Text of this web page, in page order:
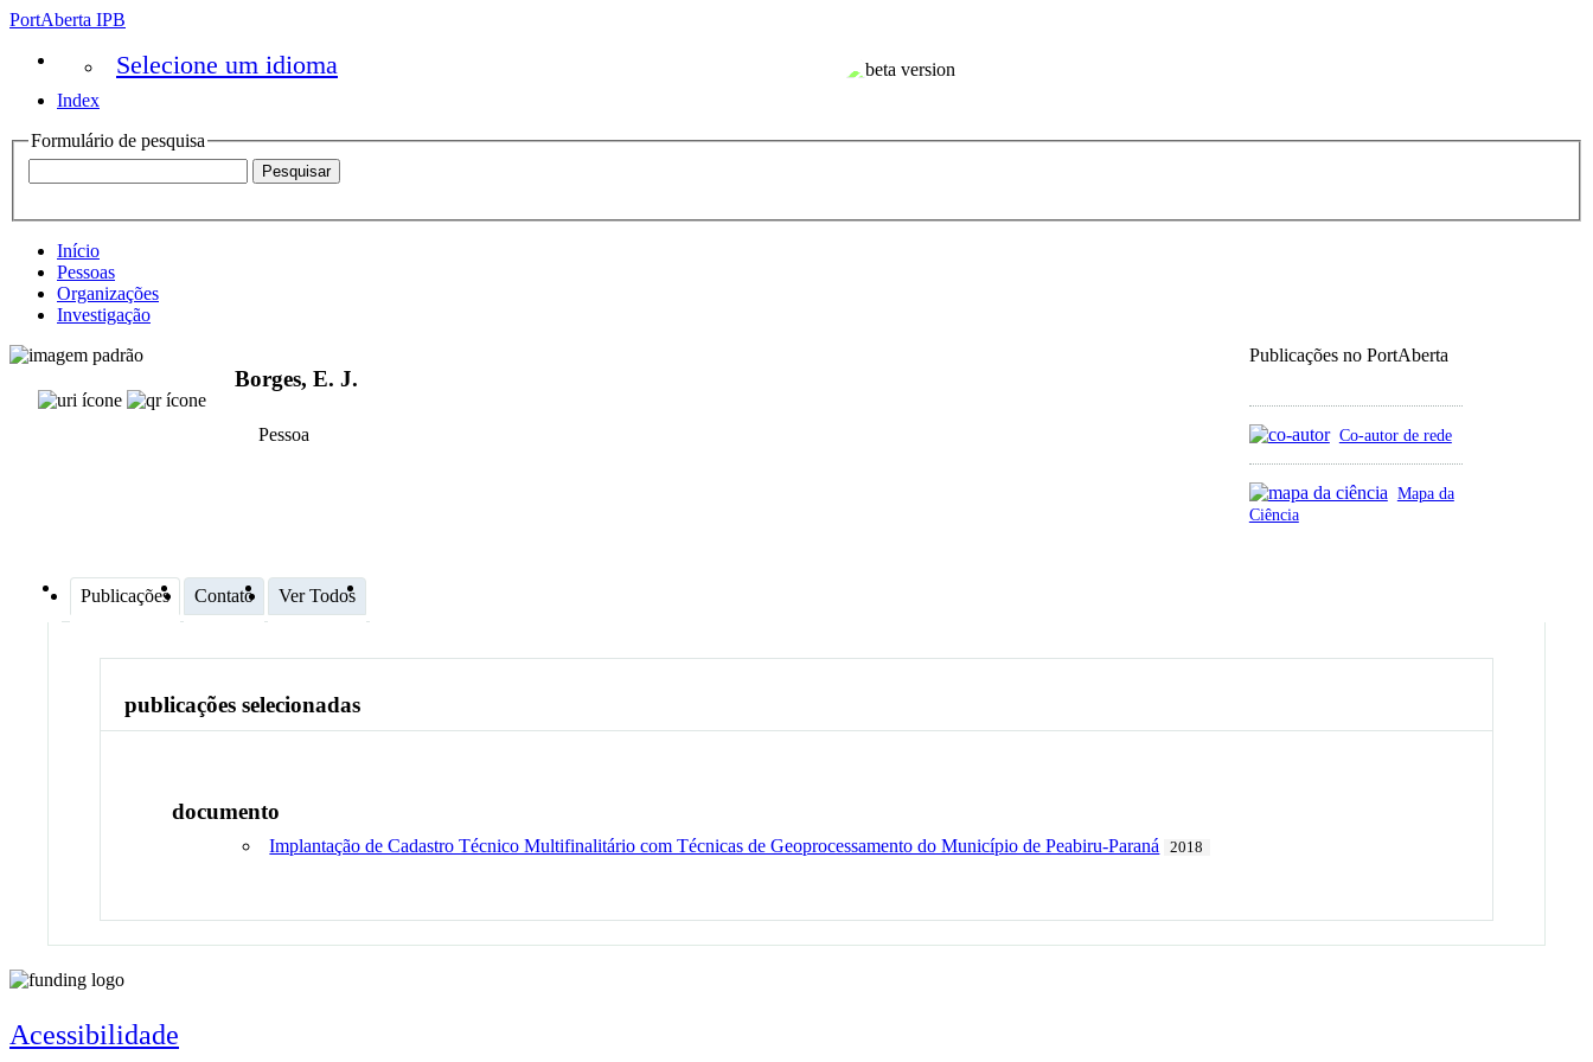
PortAberta IPB
Selecione um idioma
Index
Formulário de pesquisa
Início
Pessoas
Organizações
Investigação
Publicações no PortAberta
Co-autor de rede
Mapa da
Ciência
Borges, E. J.
Pessoa
Publicações Contato Ver Todos
publicações selecionadas
documento
Implantação de Cadastro Técnico Multifinalitário com Técnicas de Geoprocessamento do Município de Peabiru-Paraná 2018
Acessibilidade